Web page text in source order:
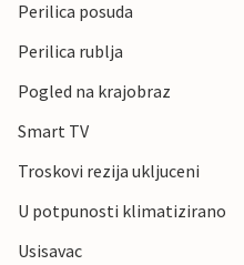
Perilica posuda
Perilica rublja
Pogled na krajobraz
Smart TV
Troskovi rezija ukljuceni
U potpunosti klimatizirano
Usisavac